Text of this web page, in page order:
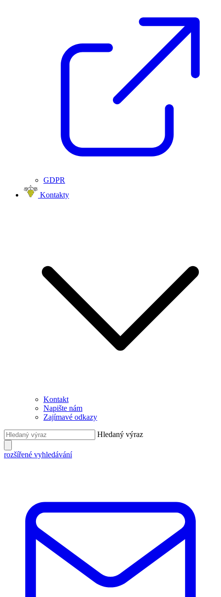
GDPR
Kontakty
Kontakt
Napište nám
Zajímavé odkazy
Hledaný výraz
rozšířené vyhledávání